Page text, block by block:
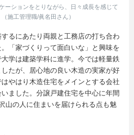
ーションをとりながら、日々成長を感じて
施工管理職/眞名田さん）
るにあたり両親と工務店の打ち合わ
「家づくりって面白いな」と興味を
学は建築学科に進学。今では軽量鉄
たが、居心地の良い木造の実家が好
やはり木造住宅をメインとする会社
ました。分譲戸建住宅を中心に年間
山の人に住まいを届けられる点も魅